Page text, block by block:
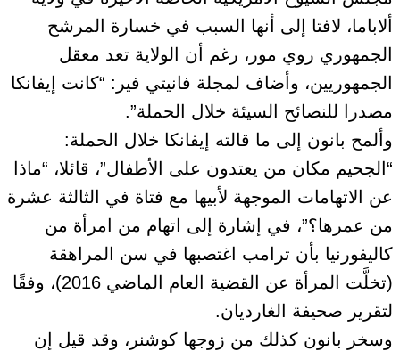
ألاباما، لافتا إلى أنها السبب في خسارة المرشح
الجمهوري روي مور، رغم أن الولاية تعد معقل
الجمهوريين، وأضاف لمجلة فانيتي فير: “كانت إيفانكا
مصدرا للنصائح السيئة خلال الحملة”.
وألمح بانون إلى ما قالته إيفانكا خلال الحملة:
“الجحيم مكان من يعتدون على الأطفال”، قائلا، “ماذا
عن الاتهامات الموجهة لأبيها مع فتاة في الثالثة عشرة
من عمرها؟”، في إشارة إلى اتهام من امرأة من
كاليفورنيا بأن ترامب اغتصبها في سن المراهقة
(تخلَّت المرأة عن القضية العام الماضي 2016)، وفقًا
لتقرير صحيفة الغارديان.
وسخر بانون كذلك من زوجها كوشنر، وقد قيل إن